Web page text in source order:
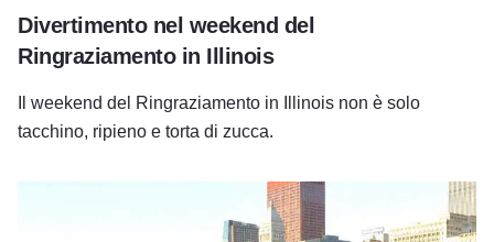
Divertimento nel weekend del
Ringraziamento in Illinois
Il weekend del Ringraziamento in Illinois non è solo
tacchino, ripieno e torta di zucca.
Maratona di Chicago: I migliori punti di ristoro